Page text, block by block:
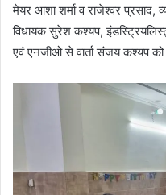
मेयर आशा शर्मा व राजेश्वर प्रसाद,
विधायक सुरेश कश्यप,
एवं एनजीओ से वार्ता संजय कश्यप